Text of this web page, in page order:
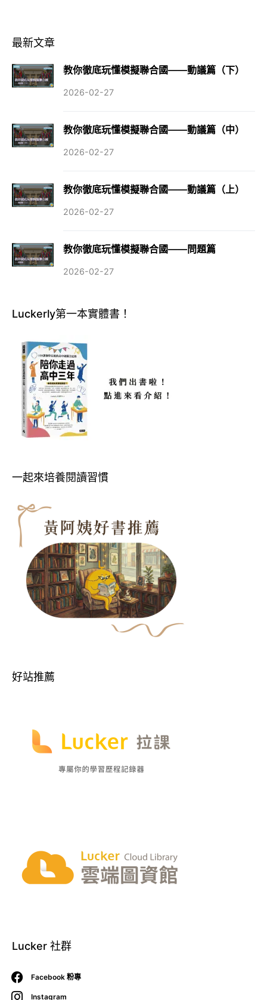
最新文章
教你徹底玩懂模擬聯合國——動議篇（下）
2026-02-27
教你徹底玩懂模擬聯合國——動議篇（中）
2026-02-27
教你徹底玩懂模擬聯合國——動議篇（上）
2026-02-27
教你徹底玩懂模擬聯合國——問題篇
2026-02-27
Luckerly第一本實體書！
一起來培養閱讀習慣
好站推薦
Lucker 社群
Facebook 粉專
Instagram